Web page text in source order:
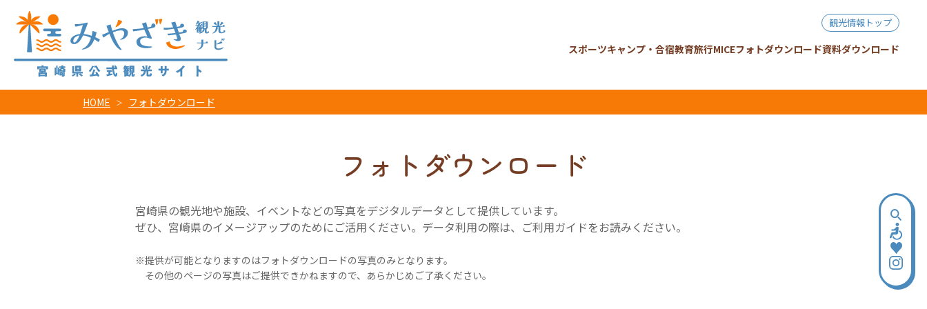
観光情報トップ
スポーツキャンプ・合宿教育旅行MICEフォトダウンロード資料ダウンロード
HOME フォトダウンロード
フォトダウンロード
宮崎県の観光地や施設、イベントなどの写真をデジタルデータとして提供しています。
ぜひ、宮崎県のイメージアップのためにご活用ください。データ利用の際は、ご利用ガイドをお読みください。
提供が可能となりますのはフォトダウンロードの写真のみとなります。
その他のページの写真はご提供できかねますので、あらかじめご了承ください。